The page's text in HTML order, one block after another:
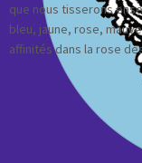
que nous tisserons
bleu, jaune, rose,
affinités dans la rose